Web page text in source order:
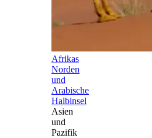
Afrikas
Norden
und
Arabische
Halbinsel
Asien
und
Pazifik